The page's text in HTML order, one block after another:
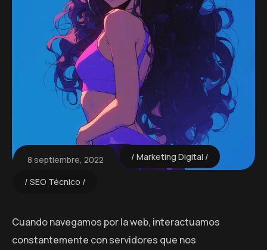
8 septiembre, 2022 Marketing Digital
SEO Técnico
Cuando navegamos por la web, interactuamos
constantemente con servidores que nos